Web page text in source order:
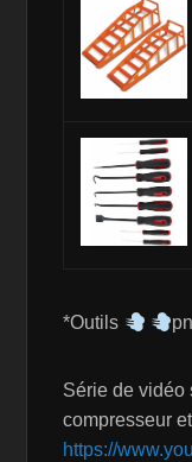
*Outils
Série de vidéo
compresseur
https://